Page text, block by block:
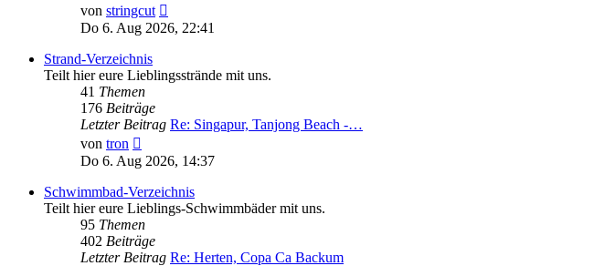
von stringcut
Beitrag
Do 6. Aug 2026, 22:41
Strand-Verzeichnis
Teilt hier eure Lieblingsstrände mit uns.
41 Themen
176 Beiträge
Letzter Beitrag Re: Singapur, Tanjong Beach -…
von tron
Beitrag
Do 6. Aug 2026, 14:37
Schwimmbad-Verzeichnis
Teilt hier eure Lieblings-Schwimmbäder mit uns.
95 Themen
402 Beiträge
Letzter Beitrag Re: Herten, Copa Ca Backum